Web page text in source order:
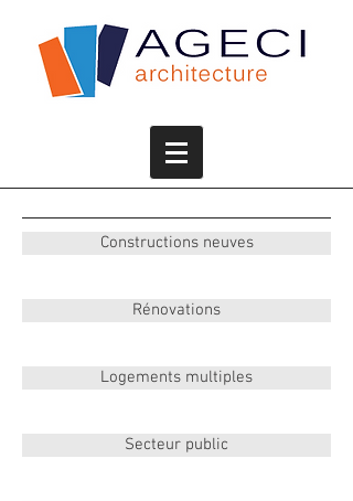
Constructions neuves
Rénovations
Logements multiples
Secteur public